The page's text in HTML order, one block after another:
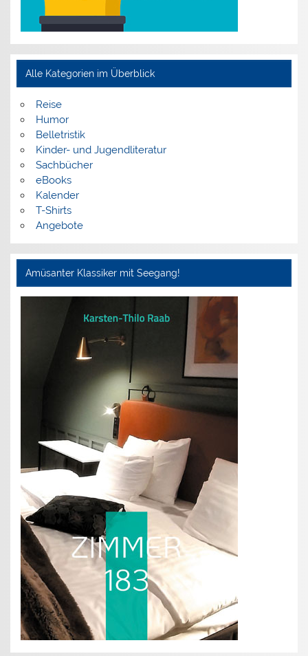
Alle Kategorien im Überblick
Reise
Humor
Belletristik
Kinder- und Jugendliteratur
Sachbücher
eBooks
Kalender
T-Shirts
Angebote
Amüsanter Klassiker mit Seegang!